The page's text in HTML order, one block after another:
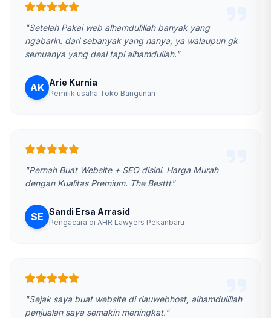
"Setelah Pakai web alhamdulillah banyak yang
ngabarin. dari sebanyak yang nanya, ya walaupun gk
semuanya yang deal tapi alhamdullah."
AK Arie Kurnia
Pemilik usaha Toko Bangunan
"Pernah Buat Website + SEO disini. Harga Murah
dengan Kualitas Premium. The Besttt"
SE Sandi Ersa Arrasid
Pengacara di AHR Lawyers Pekanbaru
"Sejak saya buat website di riauwebhost, alhamdulillah
penjualan saya semakin meningkat."